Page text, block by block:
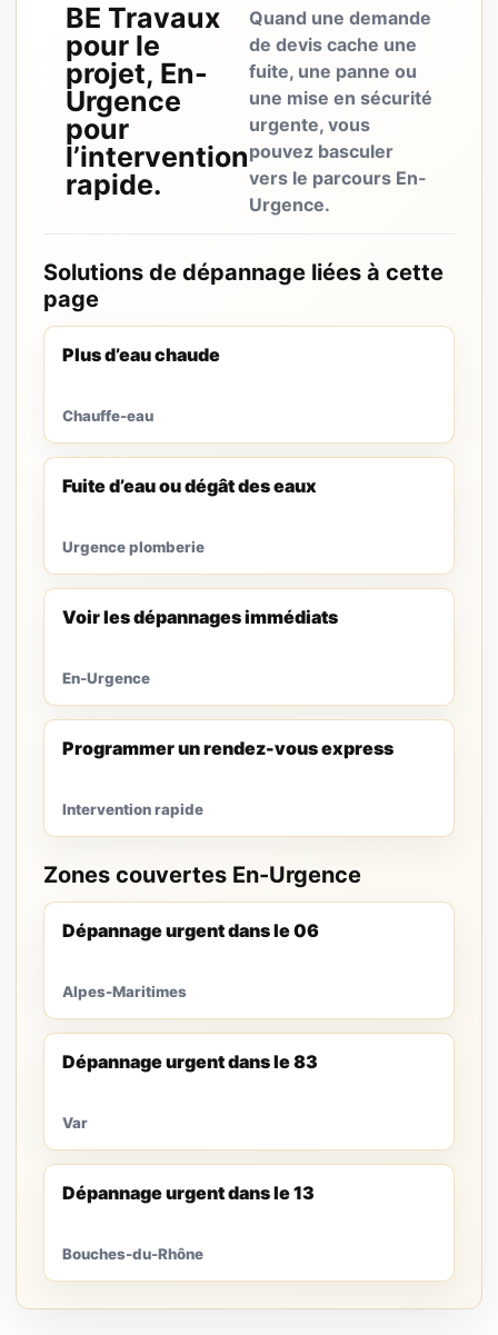
BE Travaux
pour le
projet, En-
Urgence
pour
l’intervention
rapide.
Quand une demande
de devis cache une
fuite, une panne ou
une mise en sécurité
urgente, vous
pouvez basculer
vers le parcours En-
Urgence.
Solutions de dépannage liées à cette
page
Plus d’eau chaude
Chauffe-eau
Fuite d’eau ou dégât des eaux
Urgence plomberie
Voir les dépannages immédiats
En-Urgence
Programmer un rendez-vous express
Intervention rapide
Zones couvertes En-Urgence
Dépannage urgent dans le 06
Alpes-Maritimes
Dépannage urgent dans le 83
Var
Dépannage urgent dans le 13
Bouches-du-Rhône